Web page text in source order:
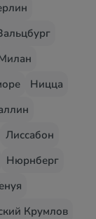
Ницца
Лиссабон
Нюрнберг
Крумлов